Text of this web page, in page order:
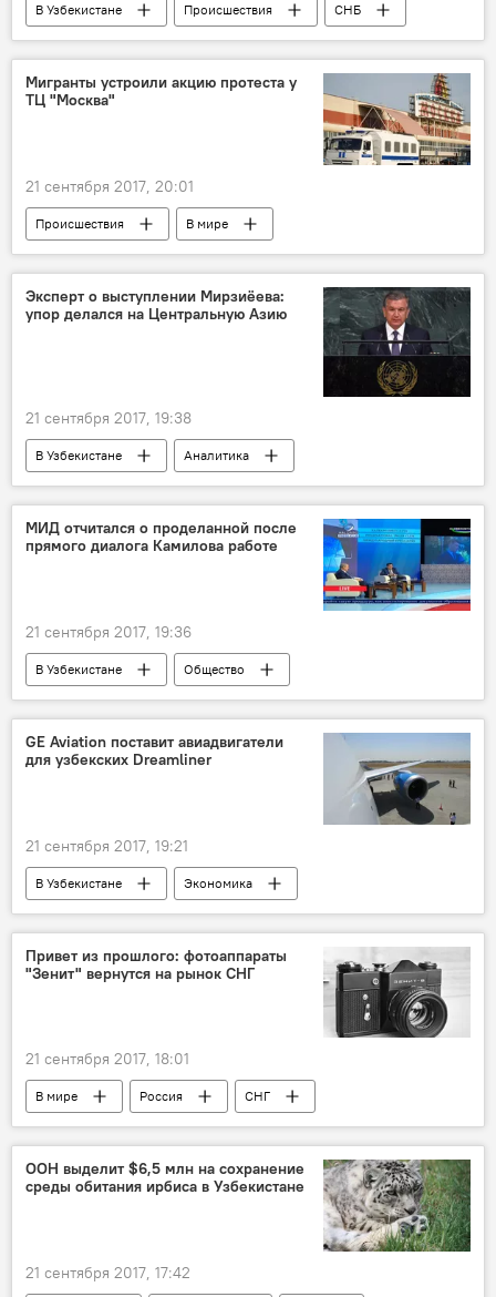
В Узбекистане Происшествия
СНБ
Происшествия и криминал в Узбекистане
Мигранты устроили акцию протеста у
ТЦ "Москва"
21 сентября 2017, 20:01
Происшествия
В мире
Массовая стычка с участием мигрантов у ТЦ "Москва"
Россия
Узбекистан
Таджикистан
Торговый центр "Москва"
Мигранты
Эксперт о выступлении Мирзиёева:
упор делался на Центральную Азию
21 сентября 2017, 19:38
В Узбекистане
Аналитика
Визит Шавката Мирзиёева в США
США
Центральная Азия
Шавкат Мирзиёев
МИД отчитался о проделанной после
прямого диалога Камилова работе
21 сентября 2017, 19:36
В Узбекистане
Общество
Узбекистан
Абдулазиз Камилов
МИД Узбекистана
СМИ
прямой диалог
GE Aviation поставит авиадвигатели
для узбекских Dreamliner
21 сентября 2017, 19:21
В Узбекистане
Экономика
Узбекистон хаво йуллари
Привет из прошлого: фотоаппараты
"Зенит" вернутся на рынок СНГ
21 сентября 2017, 18:01
В мире Россия
СНГ
производство
Зенит фотоаппарат
ООН выделит $6,5 млн на сохранение
среды обитания ирбиса в Узбекистане
21 сентября 2017, 17:42